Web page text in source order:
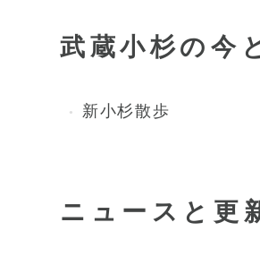
武蔵小杉の今
新小杉散歩
ニュースと更